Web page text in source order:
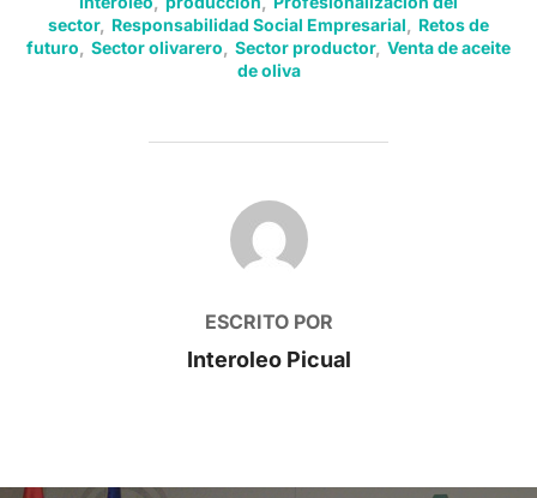
sector, Responsabilidad Social Empresarial
Retos de
futuro
Sector olivarero Sector productor, Venta de aceite
de oliva
AUTOR DE LA PUBLICACIÓN
ESCRITO POR
Interoleo Picual